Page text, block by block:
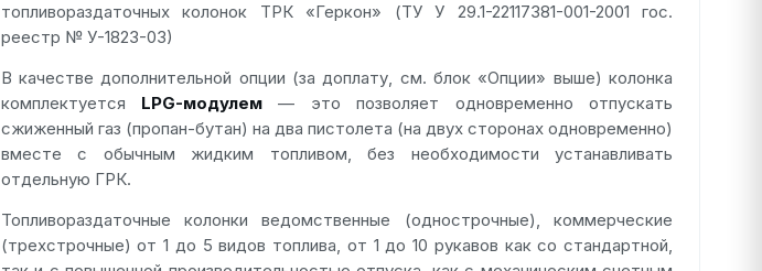
топливораздаточных колонок ТРК «Геркон» (ТУ У 29.1-22117381-001-2001 гос.
реестр № У-1823-03)
В качестве дополнительной опции (за доплату, см. блок «Опции» выше) колонка
комплектуется LPG-модулем — это позволяет одновременно отпускать
сжиженный газ (пропан-бутан) на два пистолета (на двух сторонах одновременно)
вместе с обычным жидким топливом, без необходимости устанавливать
отдельную ГРК.
Топливораздаточные колонки ведомственные (однострочные), коммерческие
(трехстрочные) от 1 до 5 видов топлива, от 1 до 10 рукавов как со стандартной,